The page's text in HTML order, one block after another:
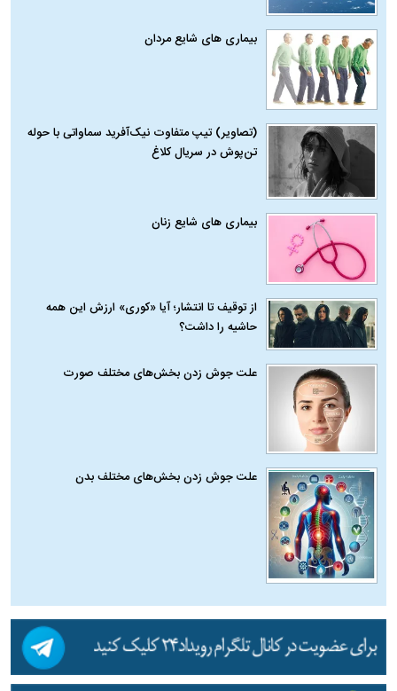
بیماری‌ های شایع مردان
(تصاویر) تیپ متفاوت نیک‌آفرید سماواتی با حوله
تن‌پوش در سریال کلاغ
بیماری‌ های شایع زنان
از توقیف تا انتشار؛ آیا «کوری» ارزش این همه
حاشیه را داشت؟
علت جوش زدن بخش‌های مختلف صورت
علت جوش زدن بخش‌های مختلف بدن